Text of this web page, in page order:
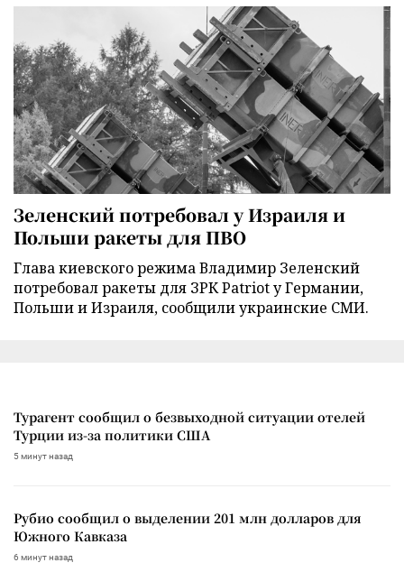
Зеленский потребовал у Израиля и
Польши ракеты для ПВО
Глава киевского режима Владимир Зеленский
потребовал ракеты для ЗРК Patriot у Германии,
Польши и Израиля, сообщили украинские СМИ.
Турагент сообщил о безвыходной ситуации отелей
Турции из-за политики США
5 минут назад
Рубио сообщил о выделении 201 млн долларов для
Южного Кавказа
6 минут назад